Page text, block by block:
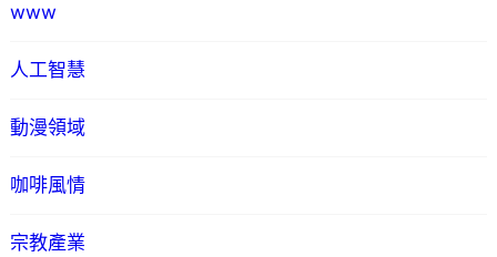
www
人工智慧
動漫領域
咖啡風情
宗教產業